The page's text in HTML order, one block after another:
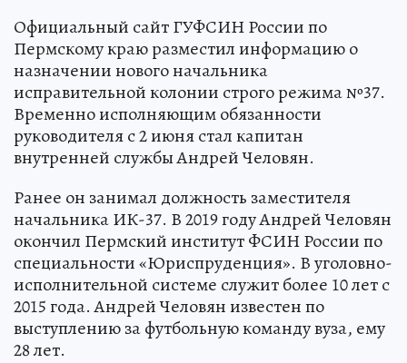
Официальный сайт ГУФСИН России по
Пермскому краю разместил информацию о
назначении нового начальника
исправительной колонии строго режима №37.
Временно исполняющим обязанности
руководителя с 2 июня стал капитан
внутренней службы Андрей Человян.
Ранее он занимал должность заместителя
начальника ИК-37. В 2019 году Андрей Человян
окончил Пермский институт ФСИН России по
специальности «Юриспруденция». В уголовно-
исполнительной системе служит более 10 лет с
2015 года. Андрей Человян известен по
выступлению за футбольную команду вуза, ему
28 лет.